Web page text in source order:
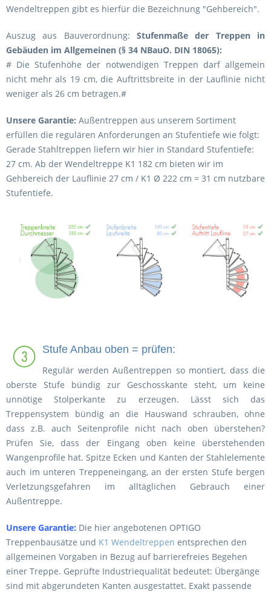
Wendeltreppen gibt es hierfür die Bezeichnung "Gehbereich".
Auszug aus Bauverordnung: Stufenmaße der Treppen in
Gebäuden im Allgemeinen (§ 34 NBauO. DIN 18065):
# Die Stufenhöhe der notwendigen Treppen darf allgemein
nicht mehr als 19 cm, die Auftrittsbreite in der Lauflinie nicht
weniger als 26 cm betragen.#
Unsere Garantie: Außentreppen aus unserem Sortiment
erfüllen die regulären Anforderungen an Stufentiefe wie folgt:
Gerade Stahltreppen liefern wir hier in Standard Stufentiefe:
27 cm. Ab der Wendeltreppe K1 182 cm bieten wir im
Gehbereich der Lauflinie 27 cm / K1 Ø 222 cm = 31 cm nutzbare
Stufentiefe.
Stufe Anbau oben = prüfen:
Regulär werden Außentreppen so montiert, dass die
oberste Stufe bündig zur Geschosskante steht, um keine
unnötige Stolperkante zu erzeugen. Lässt sich das
Treppensystem bündig an die Hauswand schrauben, ohne
dass z.B. auch Seitenprofile nicht nach oben überstehen?
Prüfen Sie, dass der Eingang oben keine überstehenden
Wangenprofile hat. Spitze Ecken und Kanten der Stahlelemente
auch im unteren Treppeneingang, an der ersten Stufe bergen
Verletzungsgefahren im alltäglichen Gebrauch einer
Außentreppe.
Unsere Garantie: Die hier angebotenen OPTIGO
Treppenbausätze und K1 Wendeltreppen entsprechen den
allgemeinen Vorgaben in Bezug auf barrierefreies Begehen
einer Treppe. Geprüfte Industriequalität bedeutet: Übergänge
sind mit abgerundeten Kanten ausgestattet. Exakt passende